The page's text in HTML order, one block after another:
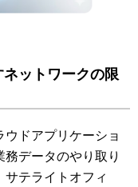
ットワークの限
ドアプリケーショ
務データのやり取り
サテライトオフィ